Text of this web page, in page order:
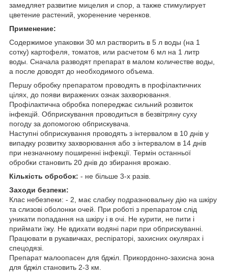
замедляет развитие мицелия и спор, а также стимулирует
цветение растений, укоренение черенков.
Применение:
Содержимое упаковки 30 мл растворить в 5 л воды (на 1
сотку) картофеля, томатов, или расчетом 6 мл на 1 литр
воды. Сначала разводят препарат в малом количестве воды,
а после доводят до необходимого объема.
Першу обробку препаратом проводять в профілактичних
цілях, до появи виражених ознак захворювання.
Профілактична обробка попереджає сильний розвиток
інфекцій. Обприскування проводиться в безвітряну суху
погоду за допомогою обприскувача.
Наступні обприскування проводять з інтервалом в 10 днів у
випадку розвитку захворювання або з інтервалом в 14 днів
при незначному поширенні інфекції. Термін останньої
обробки становить 20 днів до збирання врожаю.
Кількість обробок: - не більше 3-х разів.
Заходи безпеки:
Клас небезпеки: - 2, має слабку подразнювальну дію на шкіру
та слизові оболонки очей. При роботі з препаратом слід
уникати попадання на шкіру і в очі. Не курити, не пити і
приймати їжу. Не вдихати водяні пари при обприскуванні.
Працювати в рукавичках, респіраторі, захисних окулярах і
спецодязі.
Препарат малоопасен для бджіл. Прикордонно-захисна зона
для бджіл становить 2-3 км.